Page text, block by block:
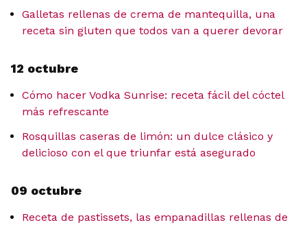
Galletas rellenas de crema de mantequilla, una
receta sin gluten que todos van a querer devorar
12 octubre
Cómo hacer Vodka Sunrise: receta fácil del cóctel
más refrescante
Rosquillas caseras de limón: un dulce clásico y
delicioso con el que triunfar está asegurado
09 octubre
Receta de pastissets, las empanadillas rellenas de